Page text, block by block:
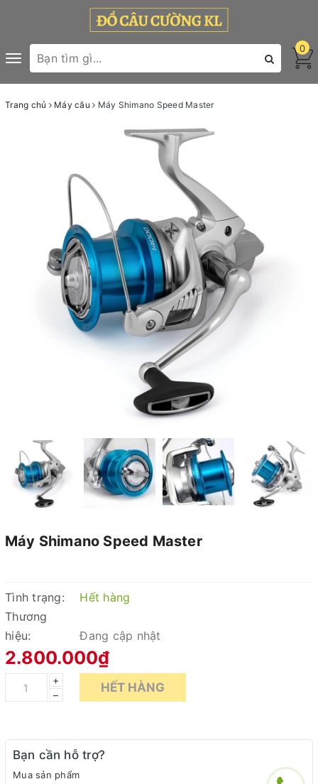
Toggle
navigation
0
Trang chủ Máy câu Máy Shimano Speed Master
Máy Shimano Speed Master
Tình trạng:
Hết hàng
Thương
hiệu:
Đang cập nhật
2.800.000₫
+
–
HẾT HÀNG
Bạn cần hỗ trợ?
Mua sản phẩm